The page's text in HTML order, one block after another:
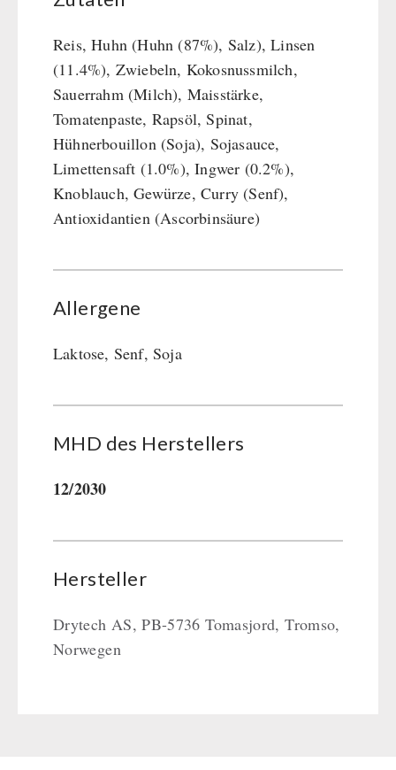
Reis, Huhn (Huhn (87%), Salz), Linsen
(11.4%), Zwiebeln, Kokosnussmilch,
Sauerrahm (Milch), Maisstärke,
Tomatenpaste, Rapsöl, Spinat,
Hühnerbouillon (Soja), Sojasauce,
Limettensaft (1.0%), Ingwer (0.2%),
Knoblauch, Gewürze, Curry (Senf),
Antioxidantien (Ascorbinsäure)
Allergene
Laktose, Senf, Soja
MHD des Her­stel­lers
12/2030
Hersteller
Drytech AS, PB-5736 Tomasjord, Tromso,
Norwegen